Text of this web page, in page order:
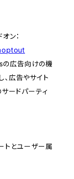
ン：
の広告向けの機
、広告やサイト
ードパーティ
とユーザー属